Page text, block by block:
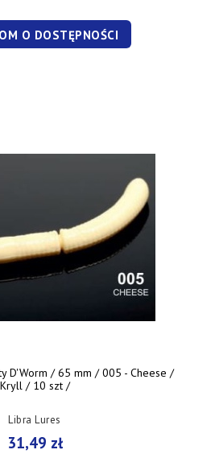
O DOSTĘPNOŚCI
D'Worm / 65 mm / 005 - Cheese /
Kryll / 10 szt /
Libra Lures
31,49 zł